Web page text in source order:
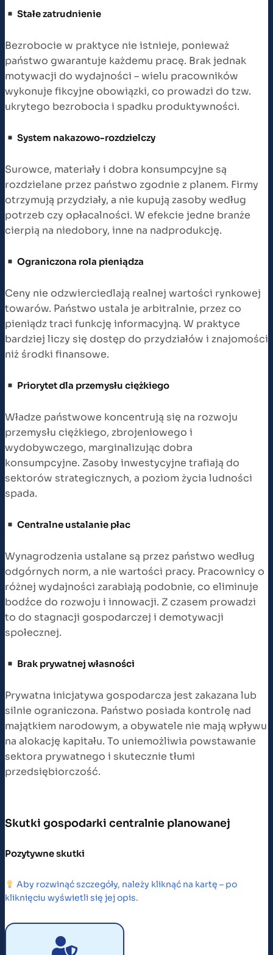
Stałe zatrudnienie
Bezrobocie w praktyce nie istnieje, ponieważ
państwo gwarantuje każdemu pracę. Brak jednak
motywacji do wydajności – wielu pracowników
wykonuje fikcyjne obowiązki, co prowadzi do tzw.
ukrytego bezrobocia i spadku produktywności.
System nakazowo-rozdzielczy
Surowce, materiały i dobra konsumpcyjne są
rozdzielane przez państwo zgodnie z planem. Firmy
otrzymują przydziały, a nie kupują zasoby według
potrzeb czy opłacalności. W efekcie jedne branże
cierpią na niedobory, inne na nadprodukcję.
Ograniczona rola pieniądza
Ceny nie odzwierciedlają realnej wartości rynkowej
towarów. Państwo ustala je arbitralnie, przez co
pieniądz traci funkcję informacyjną. W praktyce
bardziej liczy się dostęp do przydziałów i znajomości
niż środki finansowe.
Priorytet dla przemysłu ciężkiego
Władze państwowe koncentrują się na rozwoju
przemysłu ciężkiego, zbrojeniowego i
wydobywczego, marginalizując dobra
konsumpcyjne. Zasoby inwestycyjne trafiają do
sektorów strategicznych, a poziom życia ludności
spada.
Centralne ustalanie płac
Wynagrodzenia ustalane są przez państwo według
odgórnych norm, a nie wartości pracy. Pracownicy o
różnej wydajności zarabiają podobnie, co eliminuje
bodźce do rozwoju i innowacji. Z czasem prowadzi
to do stagnacji gospodarczej i demotywacji
społecznej.
Brak prywatnej własności
Prywatna inicjatywa gospodarcza jest zakazana lub
silnie ograniczona. Państwo posiada kontrolę nad
majątkiem narodowym, a obywatele nie mają wpływu
na alokację kapitału. To uniemożliwia powstawanie
sektora prywatnego i skutecznie tłumi
przedsiębiorczość.
Skutki gospodarki centralnie planowanej
Pozytywne skutki
Aby rozwinąć szczegóły, należy kliknąć na kartę – po
kliknięciu wyświetli się jej opis.